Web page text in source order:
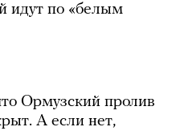
идут по «белым
Ормузский пролив
А если нет,